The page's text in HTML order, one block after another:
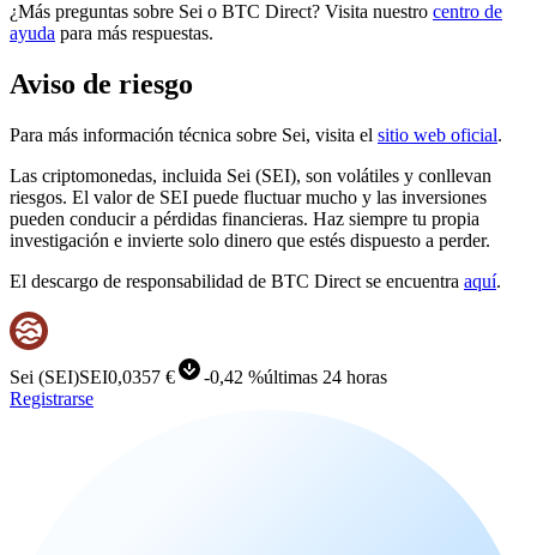
¿Más preguntas sobre Sei o BTC Direct? Visita nuestro centro de
ayuda para más respuestas.
Aviso de riesgo
Para más información técnica sobre Sei, visita el sitio web oficial.
Las criptomonedas, incluida Sei (SEI), son volátiles y conllevan
riesgos. El valor de SEI puede fluctuar mucho y las inversiones
pueden conducir a pérdidas financieras. Haz siempre tu propia
investigación e invierte solo dinero que estés dispuesto a perder.
El descargo de responsabilidad de BTC Direct se encuentra aquí.
Sei (SEI)SEI0,0357 € -0,42 %últimas 24 horas
Registrarse